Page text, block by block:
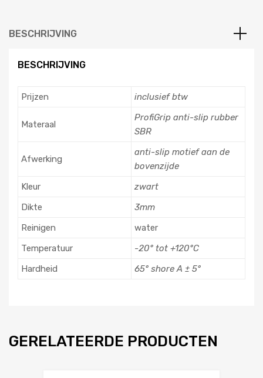
BESCHRIJVING
BESCHRIJVING
Prijzen inclusief btw
Materaal
ProfiGrip anti-slip rubber
SBR
Afwerking
anti-slip motief aan de
bovenzijde
Kleur
zwart
Dikte
3mm
Reinigen
water
Temperatuur
-20° tot +120°C
Hardheid
65° shore A ± 5°
GERELATEERDE PRODUCTEN